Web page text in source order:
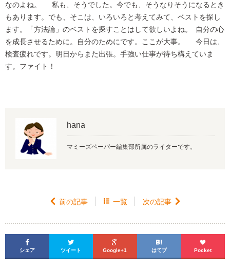
なのよね。 私も、そうでした。今でも、そうなりそうになるとき
もあります。でも、そこは、いろいろと考えてみて、ベストを探し
ます。「方法論」のベストを探すことはして欲しいよね。 自分の心
を成長させるために。自分のためにです。ここが大事。 今日は、
検査疲れです。明日からまた出張。手強い仕事が待ち構えていま
す。ファイト！
hana
マミーズペーパー編集部所属のライターです。
 前の記事  一覧 次の記事 

シェア

ツイート

Google+1

はてブ

Pocket